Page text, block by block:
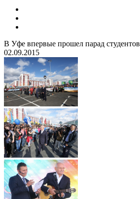
В Уфе впервые прошел парад студентов
02.09.2015